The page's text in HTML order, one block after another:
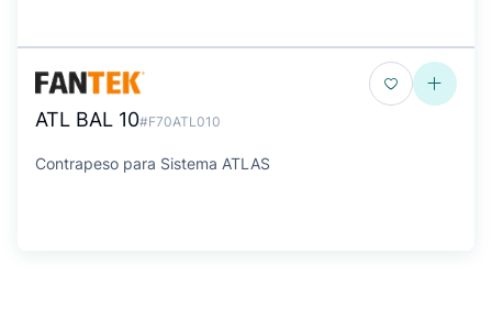
ATL BAL 10#F70ATL010
Contrapeso para Sistema ATLAS